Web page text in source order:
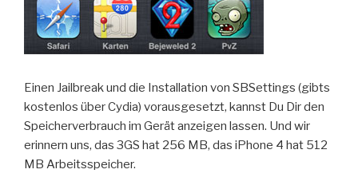
Einen Jailbreak und die Installation von SBSettings (gibts
kostenlos über Cydia) vorausgesetzt, kannst Du Dir den
Speicherverbrauch im Gerät anzeigen lassen. Und wir
erinnern uns, das 3GS hat 256 MB, das iPhone 4 hat 512
MB Arbeitsspeicher.